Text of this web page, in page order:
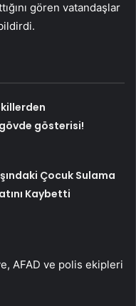
gören vatandaşlar
gövde gösterisi!
Çocuk Sulama
Kaybetti
AFAD ve polis ekipleri